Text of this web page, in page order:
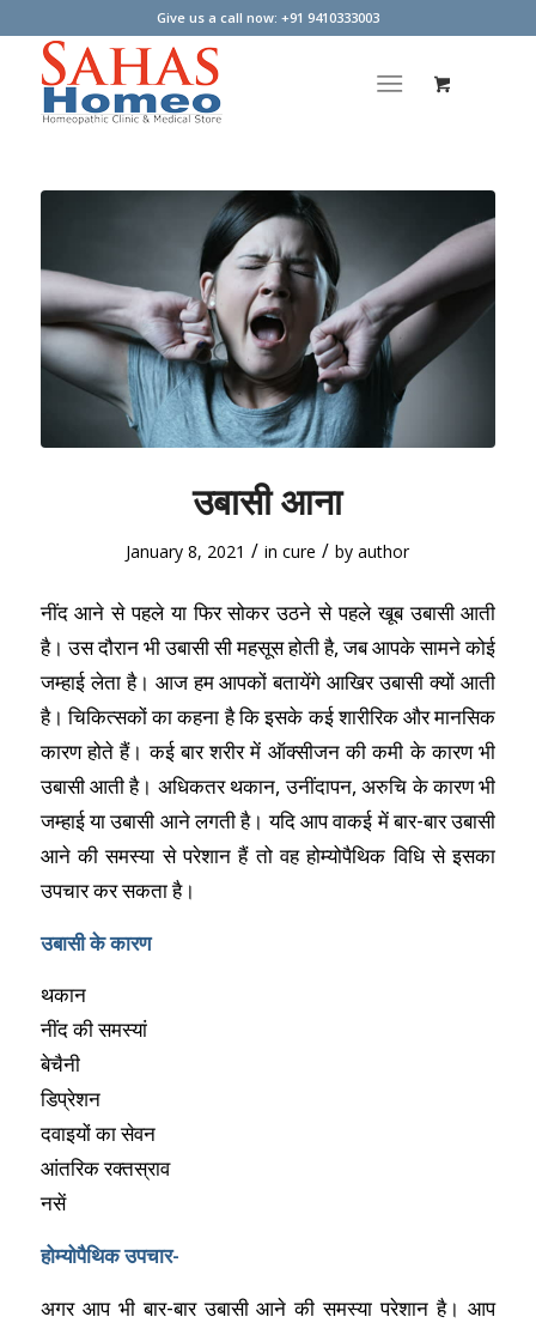
Give us a call now: +91 9410333003
उबासी आना
January 8, 2021 / incure / byauthor
नींद आने से पहले या फिर सोकर उठने से पहले खूब उबासी आती
है। उस दौरान भी उबासी सी महसूस होती है, जब आपके सामने कोई
जम्हाई लेता है। आज हम आपकों बतायेंगे आखिर उबासी क्यों आती
है। चिकित्सकों का कहना है कि इसके कई शारीरिक और मानसिक
कारण होते हैं। कई बार शरीर में ऑक्सीजन की कमी के कारण भी
उबासी आती है। अधिकतर थकान, उनींदापन, अरुचि के कारण भी
जम्हाई या उबासी आने लगती है। यदि आप वाकई में बार-बार उबासी
आने की समस्या से परेशान हैं तो वह होम्योपैथिक विधि से इसका
उपचार कर सकता है।
उबासी के कारण
थकान
नींद की समस्यां
बेचैनी
डिप्रेशन
दवाइयों का सेवन
आंतरिक रक्तस्राव
नसें
होम्योपैथिक उपचार-
अगर आप भी बार-बार उबासी आने की समस्या परेशान है। आप